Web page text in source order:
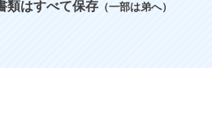
類はすべて保存 （一部は弟へ）